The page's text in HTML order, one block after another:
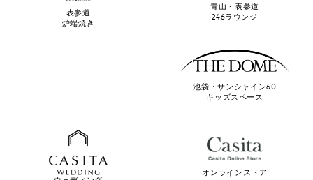
表参道
炉端焼き
青山・表参道
246ラウンジ
池袋・サンシャイン60
キッズスペース
オンラインストア